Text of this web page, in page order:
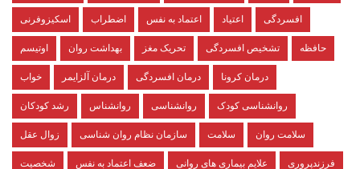
اسکیزوفرنی اضطراب اعتماد به نفس اعتیاد افسردگی
اوتیسم بهداشت روان تحریک مغز تشخیص افسردگی حافظه
خواب درمان آلزایمر درمان افسردگی درمان کرونا
رشد کودکان روانشناس روانشناسی روانشناسی کودک
زوال عقل سازمان نظام روان شناسی سلامت سلامت روان
شخصیت ضعف اعتماد به نفس علایم بیماری های روانی فرزندپروری